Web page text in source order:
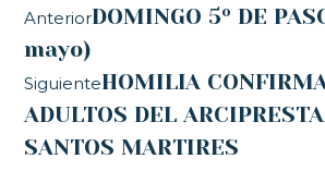
AnteriorDOMINGO 5º DE
mayo)
SiguienteHOMILIA
ADULTOS DEL
SANTOS MARTIRES